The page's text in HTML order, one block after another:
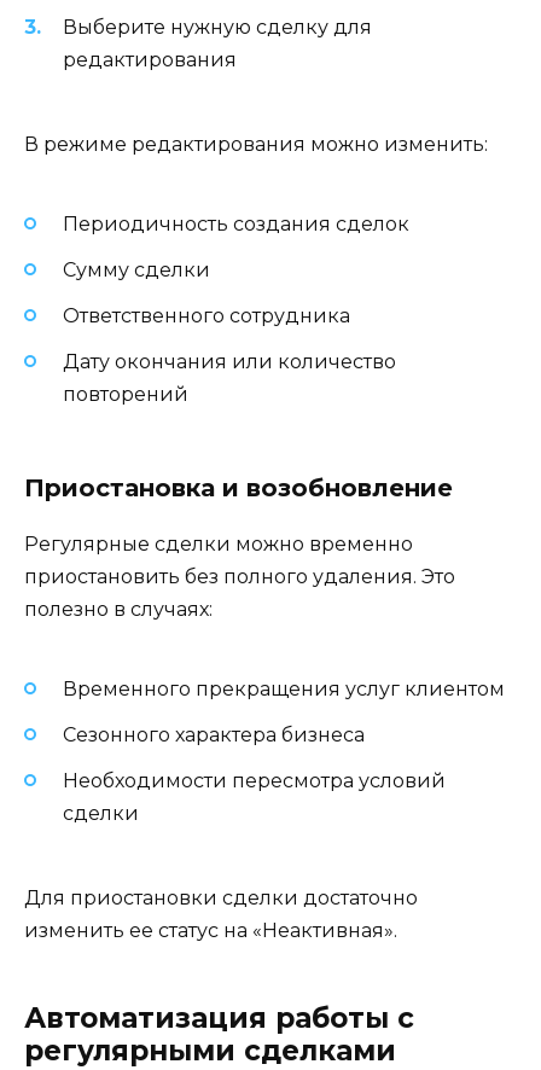
Выберите нужную сделку для
редактирования
В режиме редактирования можно изменить:
Периодичность создания сделок
Сумму сделки
Ответственного сотрудника
Дату окончания или количество
повторений
Приостановка и возобновление
Регулярные сделки можно временно
приостановить без полного удаления. Это
полезно в случаях:
Временного прекращения услуг клиентом
Сезонного характера бизнеса
Необходимости пересмотра условий
сделки
Для приостановки сделки достаточно
изменить ее статус на «Неактивная».
Автоматизация работы с
регулярными сделками